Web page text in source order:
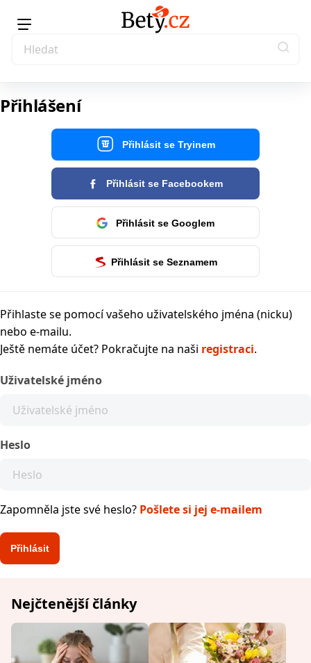
Přihlášení
Přihlásit se Tryinem
Přihlásit se Facebookem
Přihlásit se Googlem
Přihlásit se Seznamem
Přihlaste se pomocí vašeho uživatelského jména (nicku)
nebo e-mailu.
Ještě nemáte účet? Pokračujte na naši registraci.
Uživatelské jméno
Heslo
Zapomněla jste své heslo? Pošlete si jej e-mailem
Nejčtenější články